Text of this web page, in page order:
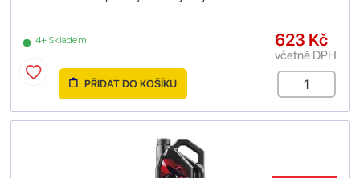
4+ Skladem 623 Kč
včetně DPH
PŘIDAT DO KOŠÍKU